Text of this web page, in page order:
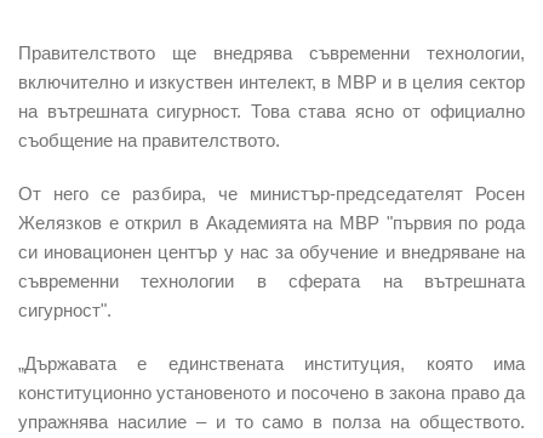
Правителството ще внедрява съвременни технологии,
включително и изкуствен интелект, в МВР и в целия сектор
на вътрешната сигурност. Това става ясно от официално
съобщение на правителството.
От него се разбира, че министър-председателят Росен
Желязков е открил в Академията на МВР "първия по рода
си иновационен център у нас за обучение и внедряване на
съвременни технологии в сферата на вътрешната
сигурност".
„Държавата е единствената институция, която има
конституционно установеното и посочено в закона право да
упражнява насилие – и то само в полза на обществото.